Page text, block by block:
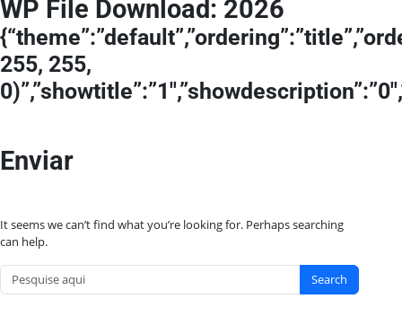
WP File Download: 2026
255, 255,
Enviar
It seems we can’t find what you’re looking for. Perhaps searching
can help.
Search